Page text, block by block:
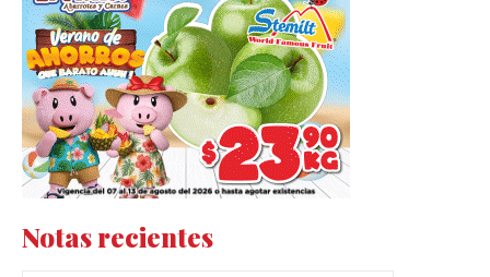
Notas recientes